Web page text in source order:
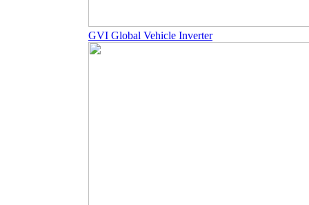
GVI Global Vehicle Inverter